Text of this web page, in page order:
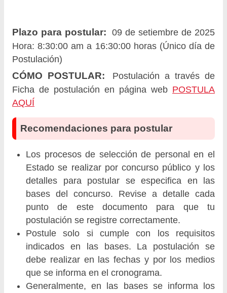
Plazo para postular: 09 de setiembre de 2025
Hora: 8:30:00 am a 16:30:00 horas (Único día de
Postulación)
CÓMO POSTULAR:
Postulación a través de
Ficha de postulación en página web POSTULA
AQUÍ
Recomendaciones para postular
Los procesos de selección de personal en el
Estado se realizar por concurso público y los
detalles para postular se especifica en las
bases del concurso. Revise a detalle cada
punto de este documento para que tu
postulación se registre correctamente.
Postule solo si cumple con los requisitos
indicados en las bases. La postulación se
debe realizar en las fechas y por los medios
que se informa en el cronograma.
Generalmente, en las bases se informa los